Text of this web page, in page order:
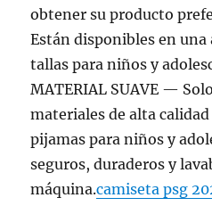
obtener su producto
Están disponibles en una
tallas para niños y
MATERIAL SUAVE —
materiales de alta
pijamas para niños y
seguros, duraderos y
máquina.camiseta psg